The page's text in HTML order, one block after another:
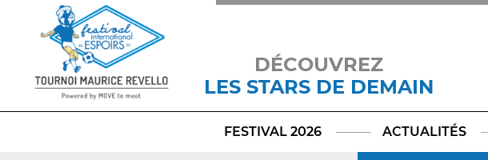
DÉCOUVREZ
LES STARS DE DEMAIN
FESTIVAL 2026 ACTUALITÉS